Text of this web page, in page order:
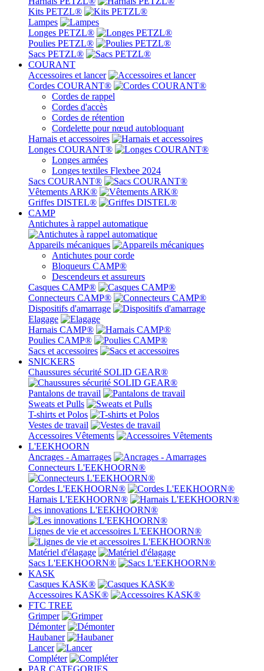
Kits PETZL®
Lampes
Longes PETZL®
Poulies PETZL®
Sacs PETZL®
COURANT
Accessoires et lancer
Cordes COURANT®
Cordes de rappel
Cordes d'accès
Cordes de rétention
Cordelette pour nœud autobloquant
Harnais et accessoires
Longes COURANT®
Longes armées
Longes textiles Flexbee 2024
Sacs COURANT®
Vêtements ARK®
Griffes DISTEL®
CAMP
Antichutes à rappel automatique
Appareils mécaniques
Antichutes pour corde
Bloqueurs CAMP®
Descendeurs et assureurs
Casques CAMP®
Connecteurs CAMP®
Dispositifs d'amarrage
Elagage
Harnais CAMP®
Poulies CAMP®
Sacs et accessoires
SNICKERS
Chaussures sécurité SOLID GEAR®
Pantalons de travail
Sweats et Pulls
T-shirts et Polos
Vestes de travail
Accessoires Vêtements
L'EEKHOORN
Ancrages - Amarrages
Connecteurs L'EEKHOORN®
Cordes L'EEKHOORN®
Harnais L'EEKHOORN®
Les innovations L'EEKHOORN®
Lignes de vie et accessoires L'EEKHOORN®
Matériel d'élagage
Sacs L'EEKHOORN®
KASK
Casques KASK®
Accessoires KASK®
FTC TREE
Grimper
Démonter
Haubaner
Lancer
Compléter
PAR CATEGORIES